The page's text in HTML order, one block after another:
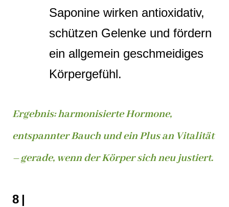
Saponine wirken antioxidativ,
schützen Gelenke und fördern
ein allgemein geschmeidiges
Körpergefühl.
Ergebnis: harmonisierte Hormone,
entspannter Bauch und ein Plus an Vitalität
– gerade, wenn der Körper sich neu justiert.
8 |